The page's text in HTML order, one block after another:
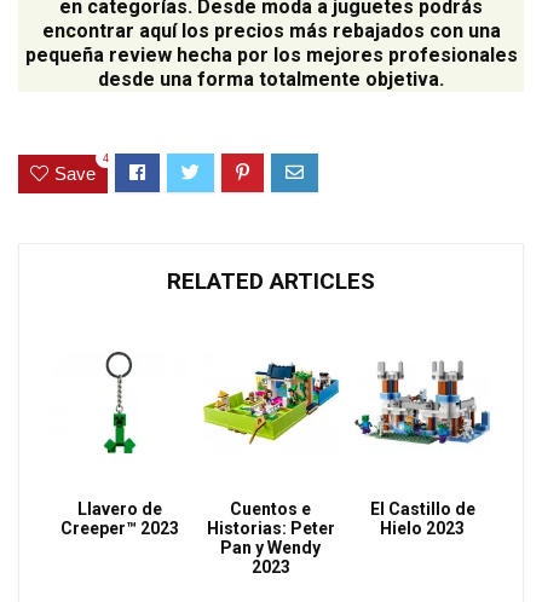
en categorías. Desde moda a juguetes podrás
encontrar aquí los precios más rebajados con una
pequeña review hecha por los mejores profesionales
desde una forma totalmente objetiva.
Save
4
RELATED ARTICLES
Llavero de
Creeper™ 2023
Cuentos e
Historias: Peter
Pan y Wendy
2023
El Castillo de
Hielo 2023